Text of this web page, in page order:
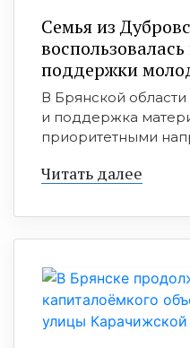
Семья из
поддержки
В Брянской
и поддержка
приоритетными
Читать далее